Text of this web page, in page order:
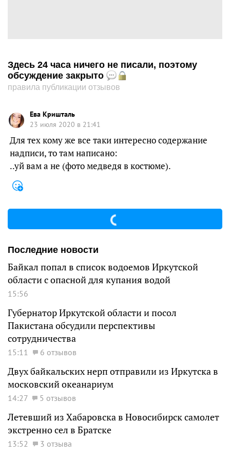
Здесь 24 часа ничего не писали, поэтому
обсуждение закрыто
правила публикации отзывов
Ева Кришталь
23 июля 2020 в 21:41
Для тех кому же все таки интересно содержание
надписи, то там написано:
..уй вам а не (фото медведя в костюме).
Последние новости
Байкал попал в список водоемов Иркутской
области с опасной для купания водой
15:56
Губернатор Иркутской области и посол
Пакистана обсудили перспективы
сотрудничества
15:11 6 отзывов
Двух байкальских нерп отправили из Иркутска в
московский океанариум
14:27 5 отзывов
Летевший из Хабаровска в Новосибирск самолет
экстренно сел в Братске
13:52
3 отзыва